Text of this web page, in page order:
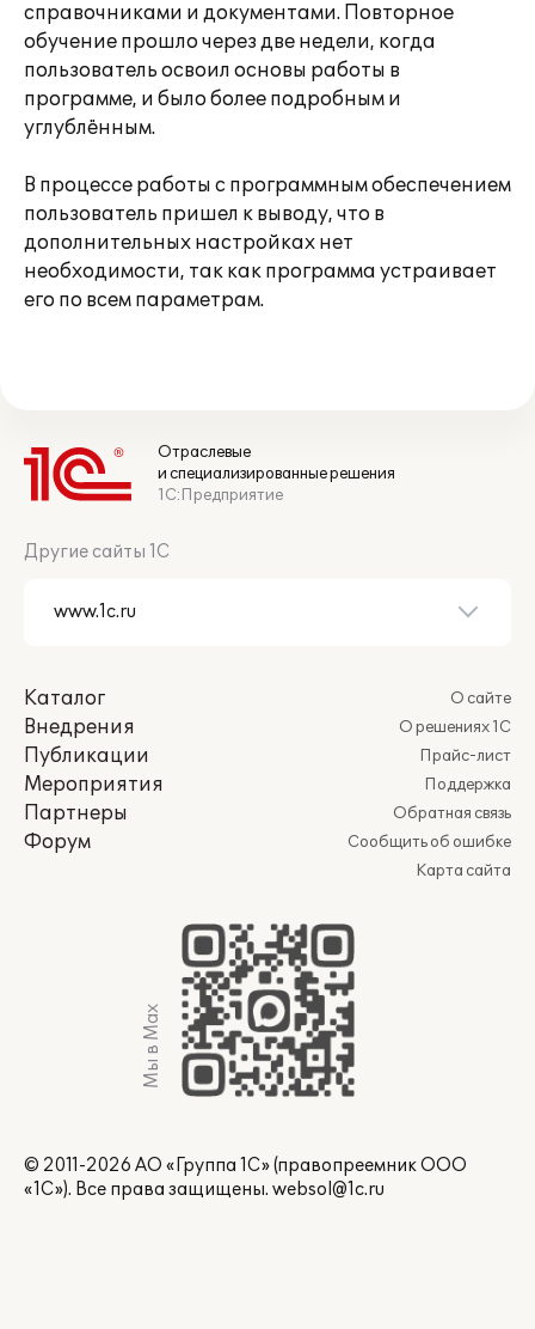
справочниками и документами. Повторное
обучение прошло через две недели, когда
пользователь освоил основы работы в
программе, и было более подробным и
углублённым.
В процессе работы с программным обеспечением
пользователь пришел к выводу, что в
дополнительных настройках нет
необходимости, так как программа устраивает
его по всем параметрам.
Отраслевые
и специализированные решения
1С:Предприятие
Другие сайты 1С
Каталог
Внедрения
Публикации
Мероприятия
Партнеры
Форум
О сайте
О решениях 1С
Прайс-лист
Поддержка
Обратная связь
Сообщить об ошибке
Карта сайта
Мы в Max
© 2011-2026 АО «Группа 1С» (правопреемник ООО
«1С»). Все права защищены. websol@1c.ru